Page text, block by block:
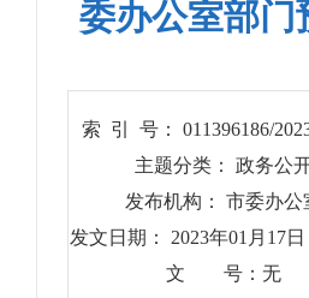
委办公室部门
索 引 号： 011396186/
主题分类： 政务公
发布机构： 市委办公
发文日期： 2023年01月17日
文 号：无